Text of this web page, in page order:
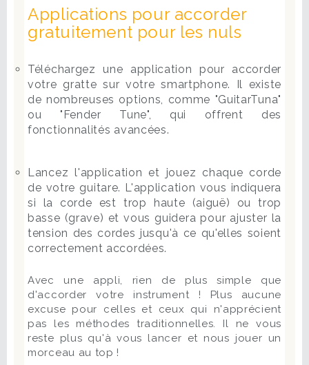
Applications pour accorder
gratuitement pour les nuls
Téléchargez une application pour accorder
votre gratte sur votre smartphone. Il existe
de nombreuses options, comme "GuitarTuna"
ou "Fender Tune", qui offrent des
fonctionnalités avancées.
Lancez l'application et jouez chaque corde
de votre guitare. L'application vous indiquera
si la corde est trop haute (aiguë) ou trop
basse (grave) et vous guidera pour ajuster la
tension des cordes jusqu'à ce qu'elles soient
correctement accordées.
Avec une appli, rien de plus simple que
d'accorder votre instrument ! Plus aucune
excuse pour celles et ceux qui n'apprécient
pas les méthodes traditionnelles. Il ne vous
reste plus qu'à vous lancer et nous jouer un
morceau au top !